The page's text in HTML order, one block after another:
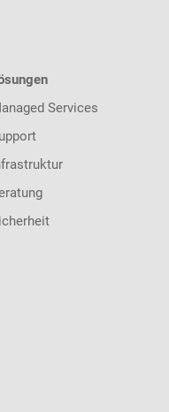
Services